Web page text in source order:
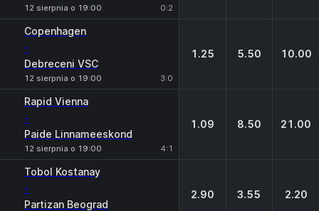
12 sierpnia o 19:00 0:2
Copenhagen
-
Debreceni VSC
12 sierpnia o 19:00 3:0
1.25 5.50 10.00
Rapid Vienna
-
Paide Linnameeskond
12 sierpnia o 19:00 4:1
1.09 8.50 21.00
Tobol Kostanay
-
Partizan Beograd
2.90 3.55 2.20